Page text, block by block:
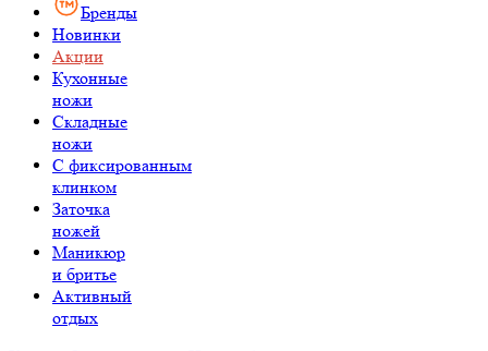
Бренды
Новинки
Акции
Кухонные
ножи
Складные
ножи
C фиксированным
клинком
Заточка
ножей
Маникюр
и бритье
Активный
отдых